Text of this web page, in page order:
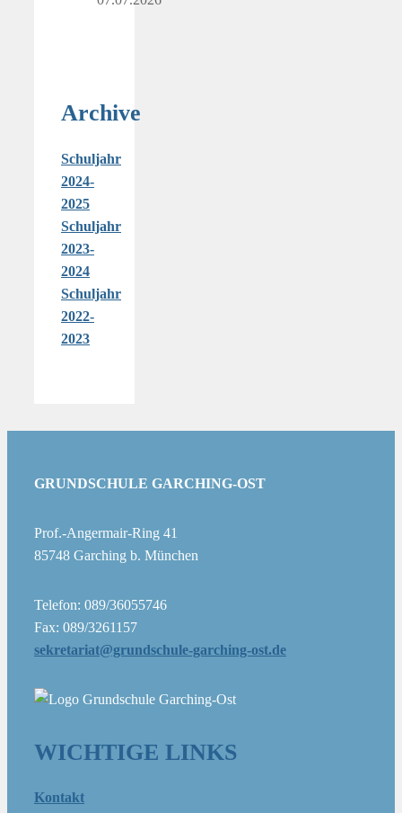
Archive
Schuljahr
2024-
2025
Schuljahr
2023-
2024
Schuljahr
2022-
2023
GRUNDSCHULE GARCHING-OST
Prof.-Angermair-Ring 41
85748 Garching b. München
Telefon: 089/36055746
Fax: 089/3261157
sekretariat@grundschule-garching-ost.de
WICHTIGE LINKS
Kontakt